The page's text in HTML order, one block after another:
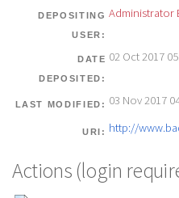
DEPOSITING
USER:
Administrator
DATE
DEPOSITED:
02 Oct 2017
LAST MODIFIED: 03 Nov 2017
URI: http://
Actions (login